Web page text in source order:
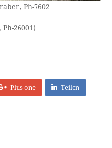
Ph-7602
26001)
Plus one Teilen